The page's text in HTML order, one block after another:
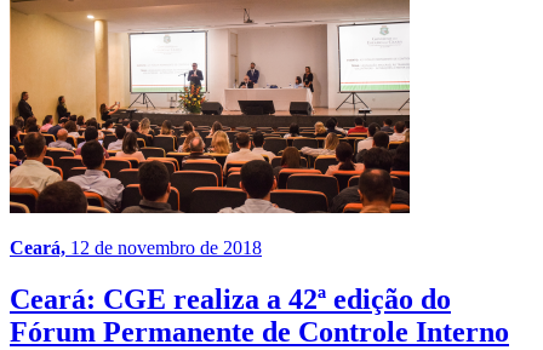
Ceará, 12 de novembro de 2018
Ceará: CGE realiza a 42ª edição do
Fórum Permanente de Controle Interno